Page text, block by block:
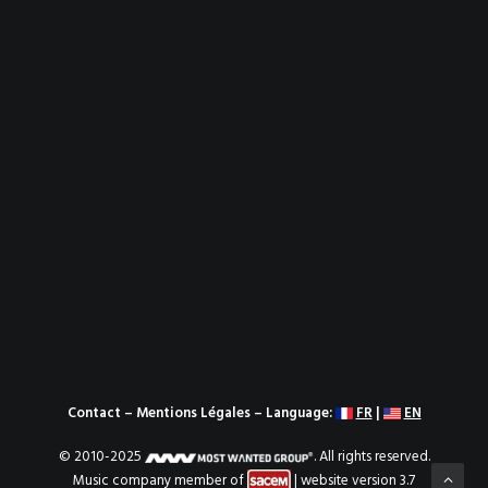
Contact – Mentions Légales– Language: FR|
EN
© 2010-2025
. All rights reserved.
Music company member of
| website version 3.7